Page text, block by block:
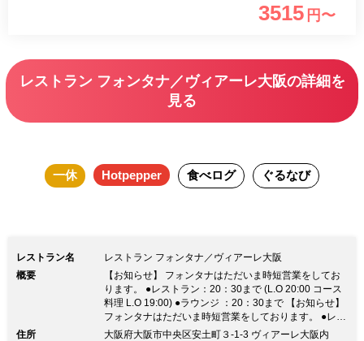
3515 円〜
レストラン フォンタナ／ヴィアーレ大阪の詳細を
見る
一休 Hotpepper 食べログ ぐるなび
レストラン名
レストラン フォンタナ／ヴィアーレ大阪
概要
【お知らせ】 フォンタナはただいま時短営業をしてお
ります。 ●レストラン：20：30まで (L.O 20:00 コース
料理 L.O 19:00) ●ラウンジ ：20：30まで 【お知らせ】
フォンタナはただいま時短営業をしております。 ●レス
トラン：20：30まで (L.O 20:00 コース料理 L.O 19:00)
住所
大阪府大阪市中央区安土町３-1-3 ヴィアーレ大阪内